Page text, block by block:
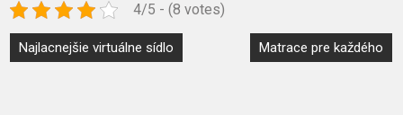
4/5 - (8 votes)
Navigace
Najlacnejšie virtuálne sídlo Matrace pre každého